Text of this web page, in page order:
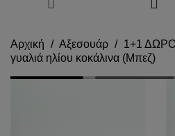
Αρχική Αξεσουάρ 1+1
γυαλιά ηλίου κοκάλινα (Μπεζ)